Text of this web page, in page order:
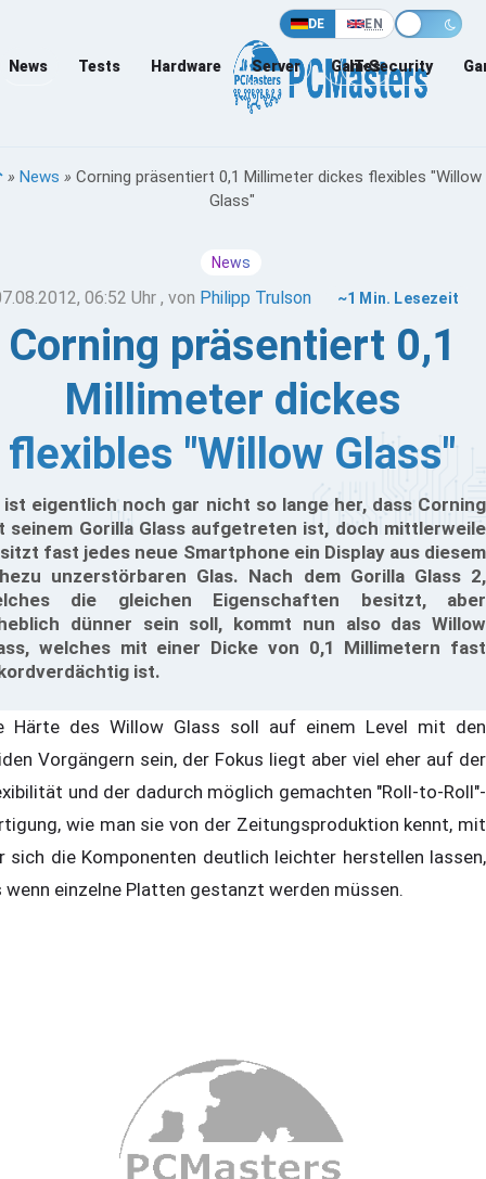
DE EN
News Tests Hardware Server Games
IT-Security
» News » Corning präsentiert 0,1 Millimeter dickes flexibles "Willow
Glass"
News
06:52 Uhr , von Philipp Trulson ~1 Min. Lesezeit
Corning präsentiert 0,1
Millimeter dickes
flexibles "Willow Glass"
ist eigentlich noch gar nicht so lange her, dass Corning
seinem Gorilla Glass aufgetreten ist, doch mittlerweile
fast jedes neue Smartphone ein Display aus diesem
unzerstörbaren Glas. Nach dem Gorilla Glass 2,
die gleichen Eigenschaften besitzt, aber
dünner sein soll, kommt nun also das Willow
welches mit einer Dicke von 0,1 Millimetern fast
ist.
Härte des Willow Glass soll auf einem Level mit den
Vorgängern sein, der Fokus liegt aber viel eher auf der
und der dadurch möglich gemachten "Roll-to-Roll"-
wie man sie von der Zeitungsproduktion kennt, mit
sich die Komponenten deutlich leichter herstellen lassen,
wenn einzelne Platten gestanzt werden müssen.